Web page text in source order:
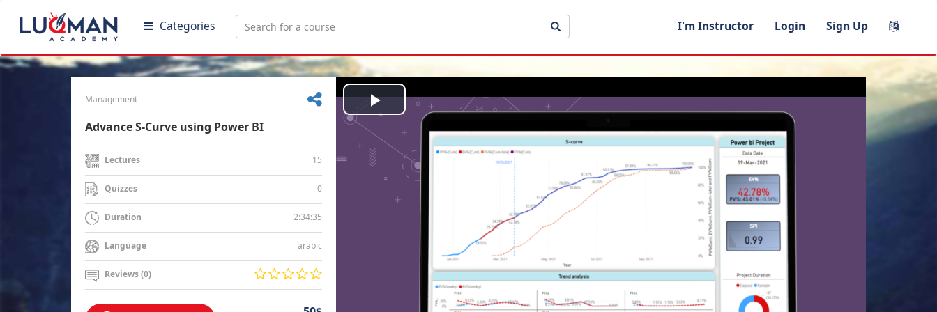
Categories I'm Instructor Login Sign Up
Management
Advance S-Curve using Power BI
Lectures 15
Quizzes 0
Duration 2:34:35
Language arabic
Reviews (0)
Play
Video